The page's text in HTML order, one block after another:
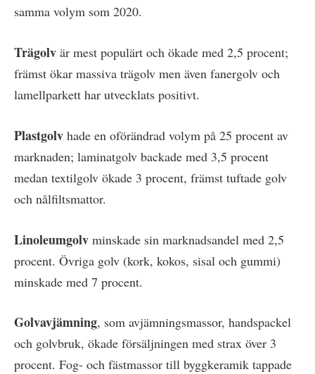
samma volym som 2020.
Trägolv är mest populärt och ökade med 2,5 procent;
främst ökar massiva trägolv men även fanergolv och
lamellparkett har utvecklats positivt.
Plastgolv hade en oförändrad volym på 25 procent av
marknaden; laminatgolv backade med 3,5 procent
medan textilgolv ökade 3 procent, främst tuftade golv
och nålfiltsmattor.
Linoleumgolv minskade sin marknadsandel med 2,5
procent. Övriga golv (kork, kokos, sisal och gummi)
minskade med 7 procent.
Golvavjämning, som avjämningsmassor, handspackel
och golvbruk, ökade försäljningen med strax över 3
procent. Fog- och fästmassor till byggkeramik tappade